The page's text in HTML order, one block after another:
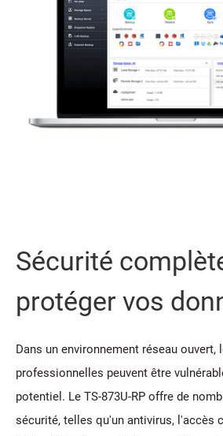
Sécurité
protéger vos
Dans un environnement réseau ouvert,
professionnelles peuvent être
potentiel. Le TS-873U-RP offre de
sécurité, telles qu'un antivirus, l'accès